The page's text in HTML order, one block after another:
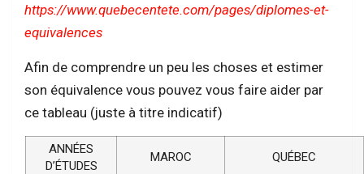
https://www.quebecentete.com/pages/diplomes-et-
equivalences
Afin de comprendre un peu les choses et estimer
son équivalence vous pouvez vous faire aider par
ce tableau (juste à titre indicatif)
ANNÉES
D’ÉTUDES
MAROC QUÉBEC